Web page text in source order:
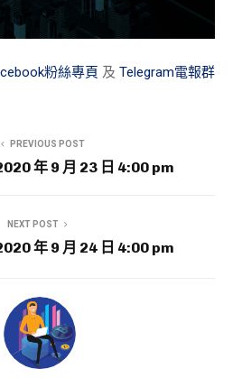
粉絲專頁 及 Telegram電報群
PREVIOUS POST
年 9 月 23 日 4:00 pm
NEXT POST
年 9 月 24 日 4:00 pm